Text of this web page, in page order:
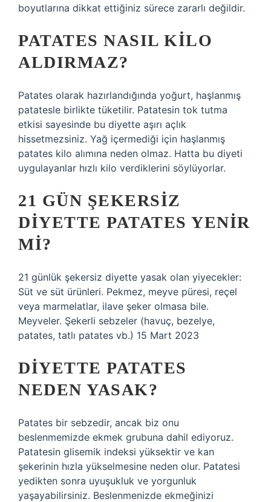
boyutlarına dikkat ettiğiniz sürece zararlı değildir.
PATATES NASIL KILO
ALDIRMAZ?
Patates olarak hazırlandığında yoğurt, haşlanmış
patatesle birlikte tüketilir. Patatesin tok tutma
etkisi sayesinde bu diyette aşırı açlık
hissetmezsiniz. Yağ içermediği için haşlanmış
patates kilo alımına neden olmaz. Hatta bu diyeti
uygulayanlar hızlı kilo verdiklerini söylüyorlar.
21 GÜN ŞEKERSIZ
DIYETTE PATATES YENIR
MI?
21 günlük şekersiz diyette yasak olan yiyecekler:
Süt ve süt ürünleri. Pekmez, meyve püresi, reçel
veya marmelatlar, ilave şeker olmasa bile.
Meyveler. Şekerli sebzeler (havuç, bezelye,
patates, tatlı patates vb.) 15 Mart 2023
DIYETTE PATATES
NEDEN YASAK?
Patates bir sebzedir, ancak biz onu
beslenmemizde ekmek grubuna dahil ediyoruz.
Patatesin glisemik indeksi yüksektir ve kan
şekerinin hızla yükselmesine neden olur. Patatesi
yedikten sonra uyuşukluk ve yorgunluk
yaşayabilirsiniz. Beslenmenizde ekmeğinizi